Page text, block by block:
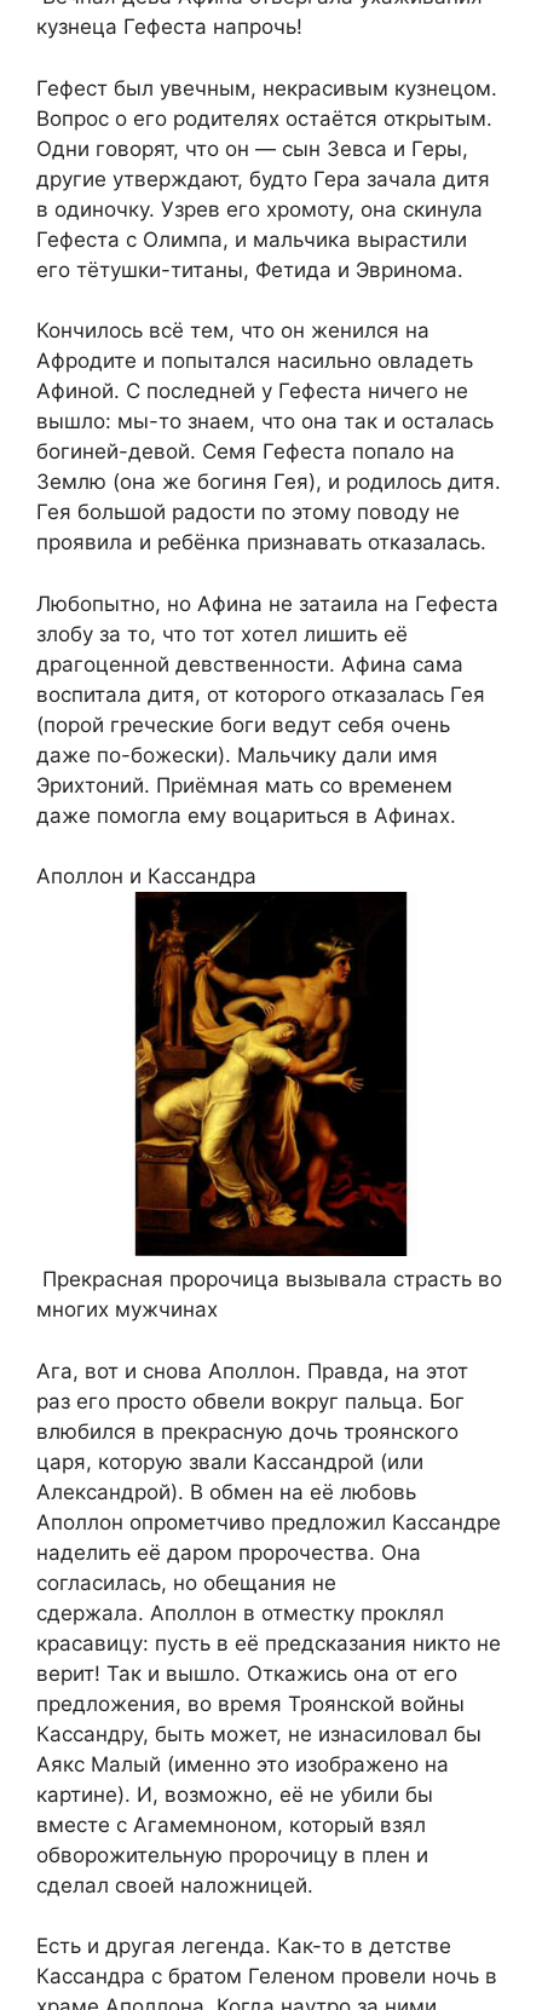
кузнеца Гефеста напрочь!
Гефест был увечным, некрасивым кузнецом.
Вопрос о его родителях остаётся открытым.
Одни говорят, что он — сын Зевса и Геры,
другие утверждают, будто Гера зачала дитя
в одиночку. Узрев его хромоту, она скинула
Гефеста с Олимпа, и мальчика вырастили
его тётушки-титаны, Фетида и Эвринома.
Кончилось всё тем, что он женился на
Афродите и попытался насильно овладеть
Афиной. С последней у Гефеста ничего не
вышло: мы-то знаем, что она так и осталась
богиней-девой. Семя Гефеста попало на
Землю (она же богиня Гея), и родилось дитя.
Гея большой радости по этому поводу не
проявила и ребёнка признавать отказалась.
Любопытно, но Афина не затаила на Гефеста
злобу за то, что тот хотел лишить её
драгоценной девственности. Афина сама
воспитала дитя, от которого отказалась Гея
(порой греческие боги ведут себя очень
даже по-божески). Мальчику дали имя
Эрихтоний. Приёмная мать со временем
даже помогла ему воцариться в Афинах.
Аполлон и Кассандра
Прекрасная пророчица вызывала страсть во
многих мужчинах
Ага, вот и снова Аполлон. Правда, на этот
раз его просто обвели вокруг пальца. Бог
влюбился в прекрасную дочь троянского
царя, которую звали Кассандрой (или
Александрой). В обмен на её любовь
Аполлон опрометчиво предложил Кассандре
наделить её даром пророчества. Она
согласилась, но обещания не
сдержала. Аполлон в отместку проклял
красавицу: пусть в её предсказания никто не
верит! Так и вышло. Откажись она от его
предложения, во время Троянской войны
Кассандру, быть может, не изнасиловал бы
Аякс Малый (именно это изображено на
картине). И, возможно, её не убили бы
вместе с Агамемноном, который взял
обворожительную пророчицу в плен и
сделал своей наложницей.
Есть и другая легенда. Как-то в детстве
Кассандра с братом Геленом провели ночь в